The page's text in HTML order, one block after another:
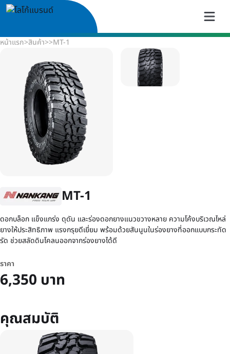
หน้าแรก>สินค้า>>MT-1
MT-1
ดอกบล็อก แข็งแกร่ง ดุดัน และร่องดอกยางแนวขวางหลาย ความโค้งบริเวณไหล่
ยางให้ประสิทธิภาพ แรงกรุยดีเยี่ยม พร้อมด้วยสันนูนในร่องยางที่ออกแบบกระทัด
รัด ช่วยสลัดดินโคลนออกจากร่องยางได้ดี
ราคา
6,350 บาท
คุณสมบัติ